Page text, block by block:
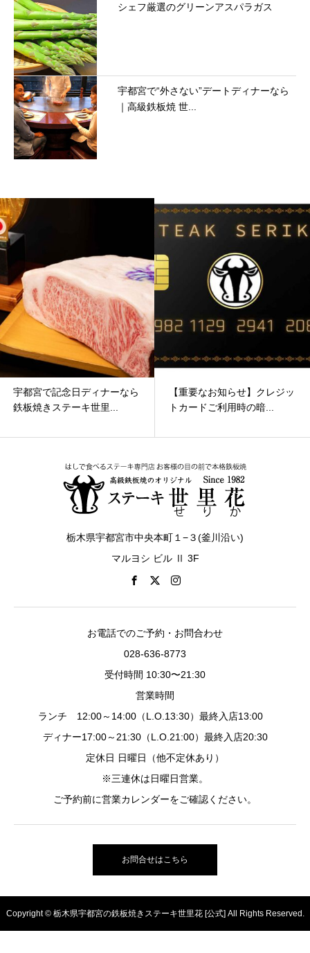
シェフ厳選のグリーンアスパラガス
宇都宮で“外さない”デートディナーなら
｜高級鉄板焼 世...
宇都宮で記念日ディナーなら
鉄板焼きステーキ世里...
【重要なお知らせ】クレジッ
トカードご利用時の暗...
栃木県宇都宮市中央本町１−３(釜川沿い)
マルヨシ ビル Ⅱ 3F
お電話でのご予約・お問合わせ
028-636-8773
受付時間 10:30〜21:30
営業時間
ランチ 12:00～14:00（L.O.13:30）最終入店13:00
ディナー17:00～21:30（L.O.21:00）最終入店20:30
定休日 日曜日（他不定休あり）
※三連休は日曜日営業。
ご予約前に営業カレンダーをご確認ください。
お問合せはこちら
Copyright © 栃木県宇都宮の鉄板焼きステーキ世里花 [公式] All Rights Reserved.